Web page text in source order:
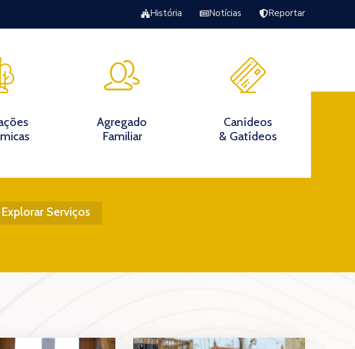
História Notícias Reportar
Excursão Torrão da Veiga
Agregado
Familiar
Canídeos
& Gatídeos
Explorar Serviços